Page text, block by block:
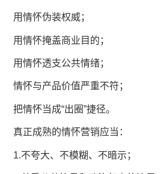
用情怀伪装权威；
用情怀掩盖商业目的；
用情怀透支公共情绪；
情怀与产品价值严重不符；
把情怀当成“出圈”捷径。
真正成熟的情怀营销应当：
1.不夸大、不模糊、不暗示；